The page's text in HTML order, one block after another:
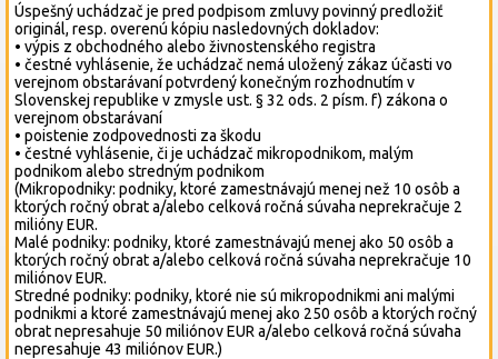
Úspešný uchádzač je pred podpisom zmluvy povinný predložiť
originál, resp. overenú kópiu nasledovných dokladov:
• výpis z obchodného alebo živnostenského registra
• čestné vyhlásenie, že uchádzač nemá uložený zákaz účasti vo
verejnom obstarávaní potvrdený konečným rozhodnutím v
Slovenskej republike v zmysle ust. § 32 ods. 2 písm. f) zákona o
verejnom obstarávaní
• poistenie zodpovednosti za škodu
• čestné vyhlásenie, či je uchádzač mikropodnikom, malým
podnikom alebo stredným podnikom
(Mikropodniky: podniky, ktoré zamestnávajú menej než 10 osôb a
ktorých ročný obrat a/alebo celková ročná súvaha neprekračuje 2
milióny EUR.
Malé podniky: podniky, ktoré zamestnávajú menej ako 50 osôb a
ktorých ročný obrat a/alebo celková ročná súvaha neprekračuje 10
miliónov EUR.
Stredné podniky: podniky, ktoré nie sú mikropodnikmi ani malými
podnikmi a ktoré zamestnávajú menej ako 250 osôb a ktorých ročný
obrat nepresahuje 50 miliónov EUR a/alebo celková ročná súvaha
nepresahuje 43 miliónov EUR.)